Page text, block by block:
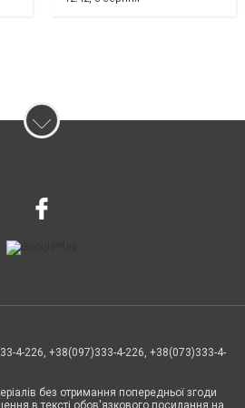
4-226, +38(097)333-4-226, +38(073)333-4-
без отримання попередньої згоди
в тексті обов'язкового посилання на